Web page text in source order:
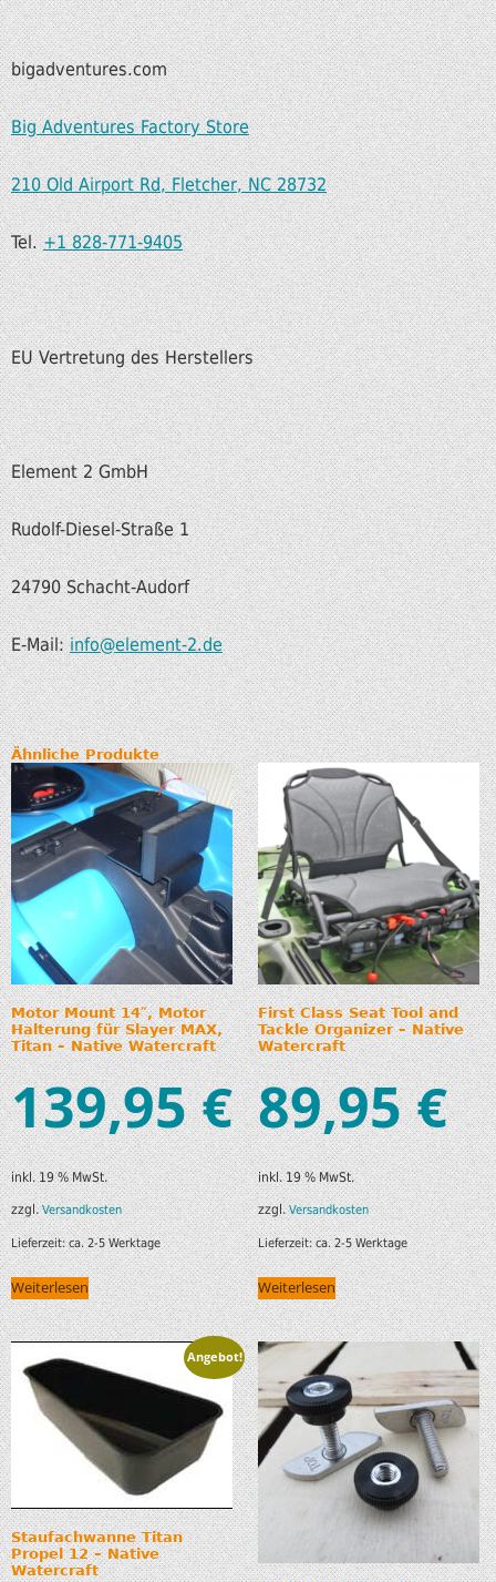
bigadventures.com
Big Adventures Factory Store
210 Old Airport Rd, Fletcher, NC 28732
Tel.+1 828-771-9405
EU Vertretung des Herstellers
Element 2 GmbH
Rudolf-Diesel-Straße 1
24790 Schacht-Audorf
E-Mail:info@element-2.de
Ähnliche Produkte
Motor Mount 14″, Motor
Halterung für Slayer MAX,
Titan – Native Watercraft
139,95€
inkl. 19 % MwSt.
zzgl.Versandkosten
Lieferzeit:ca. 2-5 Werktage
Weiterlesen
First Class Seat Tool and
Tackle Organizer – Native
Watercraft
89,95€
inkl. 19 % MwSt.
zzgl.Versandkosten
Lieferzeit:ca. 2-5 Werktage
Weiterlesen
Angebot!
Staufachwanne Titan
Propel 12 – Native
Watercraft